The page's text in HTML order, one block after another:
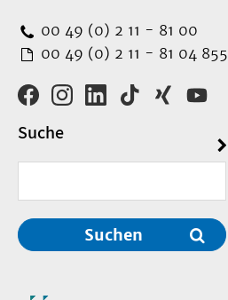
00 49 (0) 2 11 - 81 00
00 49 (0) 2 11 - 81 04 855
Suche
Suchen